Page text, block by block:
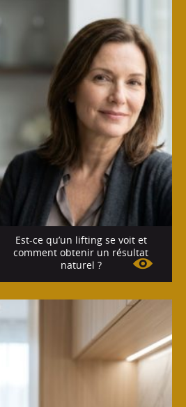
Est-ce qu’un lifting se voit et
comment obtenir un résultat
naturel ?
Voir l'article